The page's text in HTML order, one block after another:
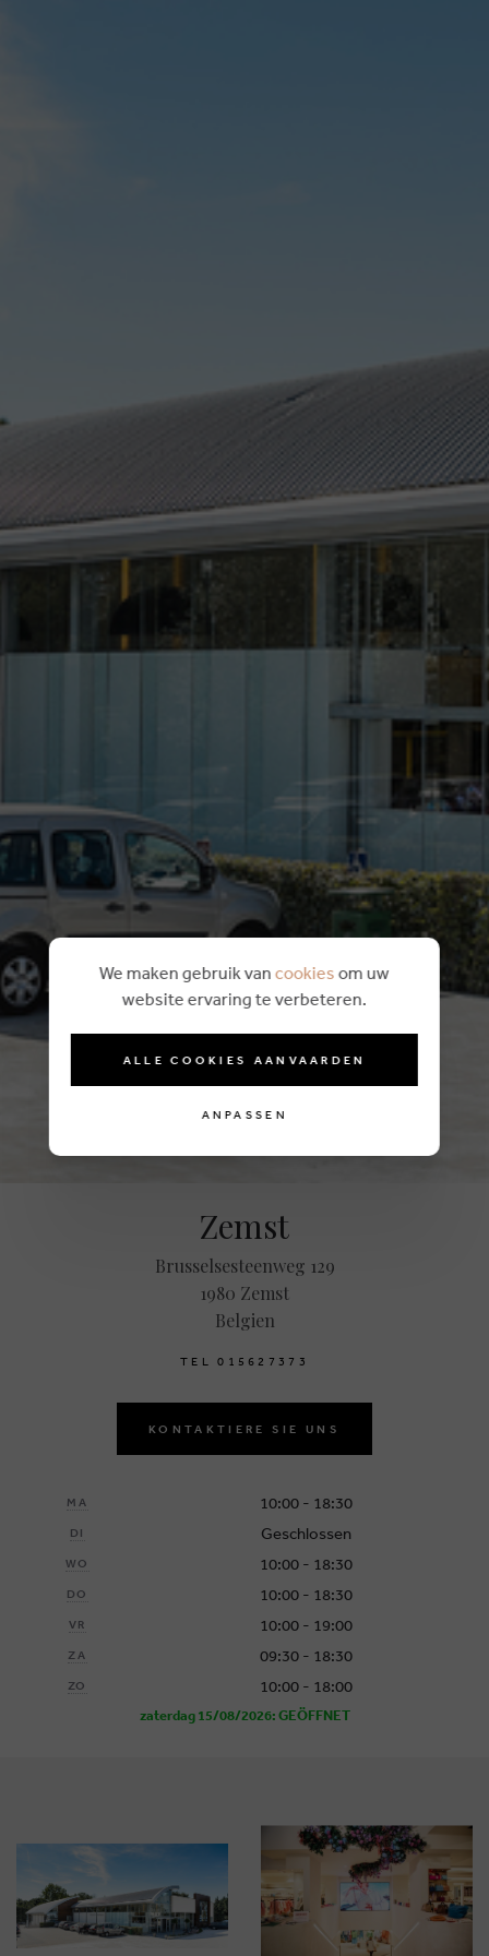
Zemst
Brusselsesteenweg 129
1980 Zemst
Belgien
T E L 0 1 56 2 73 7 3
KONTAKTIERE SIE UNS
MA 10:00 - 18:30
DI Geschlossen
WO 10:00 - 18:30
DO 10:00 - 18:30
VR 10:00 - 19:00
ZA 09:30 - 18:30
ZO 10:00 - 18:00
zaterdag 15/08/2026: GEÖFFNET
We maken gebruik van cookies om uw
website ervaring te verbeteren.
ALLE COOKIES AANVAARDEN
ANPASSEN